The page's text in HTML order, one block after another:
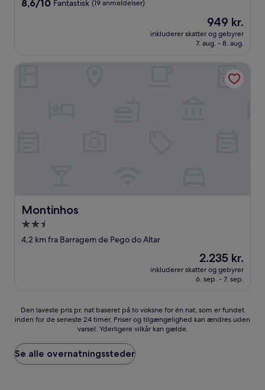
anmeldelser)
8,6/10 Fantastisk (19 anmeldelser)
Prisen
er
949 kr.
949 kr.
inkluderer skatter og gebyrer
7. aug. - 8. aug.
Montinhos
Montinhos
2.5-
stjernet
4,2 km fra Barragem de Pego do Altar
Prisen
er
2.235 kr.
2.235 kr.
inkluderer skatter og gebyrer
6. sep. - 7. sep.
Den
laveste
pr.
nat
baseret
Den laveste pris pr. nat baseret på to voksne for én nat, som er fundet
inden for de seneste 24 timer. Priser og tilgængelighed kan ændres uden
varsel. Yderligere vilkår kan gælde.
Se alle overnatningssteder